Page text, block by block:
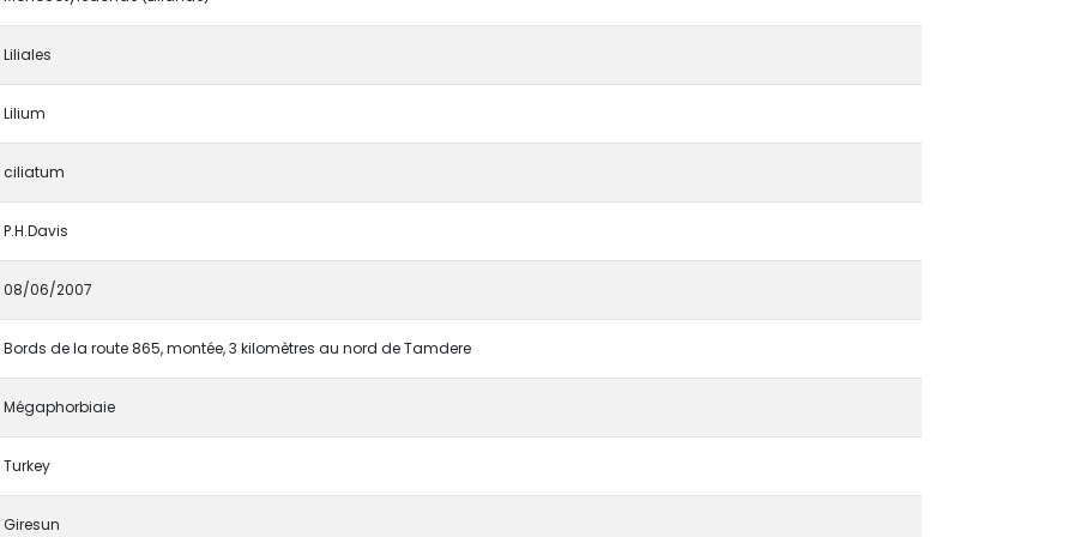
Liliales
Lilium
ciliatum
P.H.Davis
08/06/2007
Bords de la route 865, montée, 3 kilomètres au nord de Tamdere
Mégaphorbiaie
Turkey
Giresun